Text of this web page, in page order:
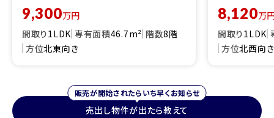
9,300万円
間取り1LDK 専有面積46.7m² 階数8階
方位北東向き
8,120万
間取り1LDK
方位北西向き
販売が開始されたらいち早くお知らせ
売出し物件が出たら教えて